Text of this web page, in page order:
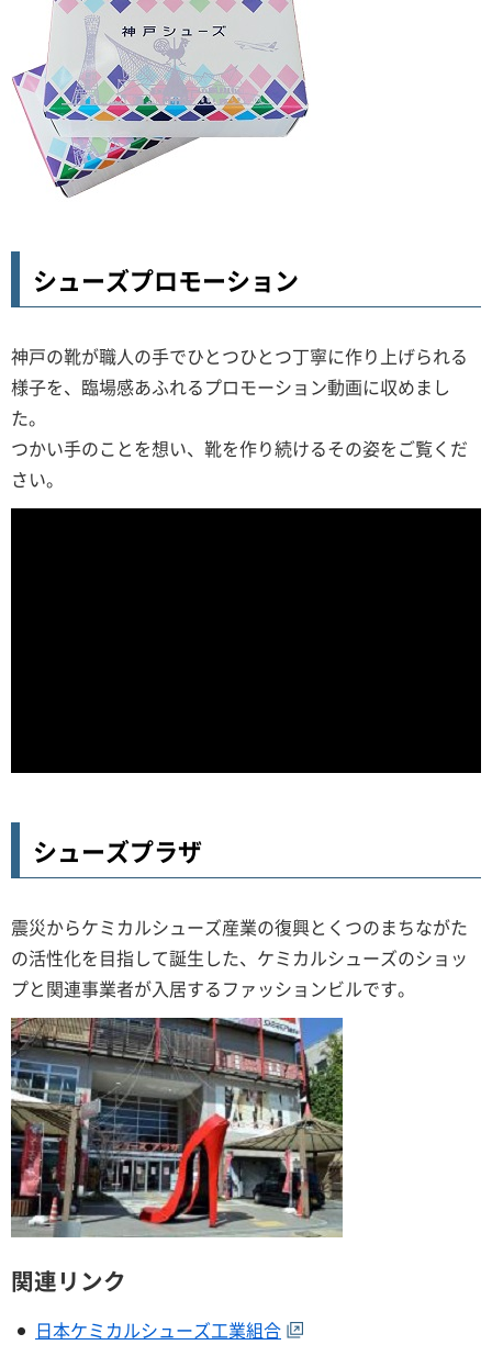
シューズプロモーション
神戸の靴が職人の手でひとつひとつ丁寧に作り上げられる
様子を、臨場感あふれるプロモーション動画に収めまし
た。
つかい手のことを想い、靴を作り続けるその姿をご覧くだ
さい。
シューズプラザ
震災からケミカルシューズ産業の復興とくつのまちながた
の活性化を目指して誕生した、ケミカルシューズのショッ
プと関連事業者が入居するファッションビルです。
関連リンク
日本ケミカルシューズ工業組合